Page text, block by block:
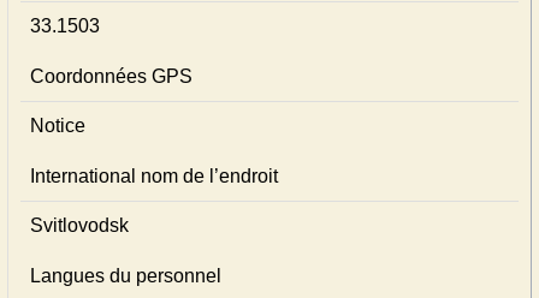
33.1503
Coordonnées GPS
Notice
International nom de l’endroit
Svitlovodsk
Langues du personnel